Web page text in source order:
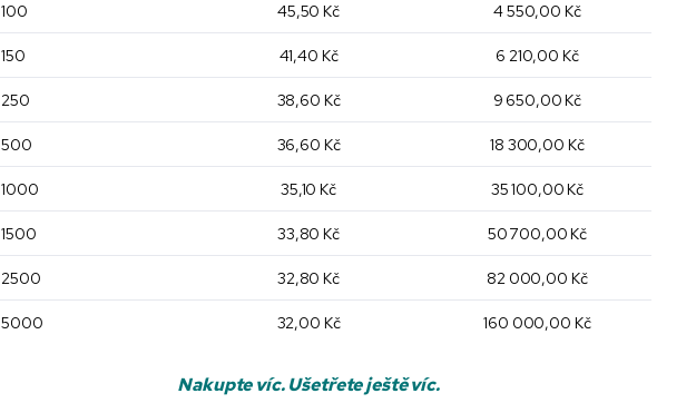
100 45,50 Kč 4 550,00 Kč
150 41,40 Kč 6 210,00 Kč
250 38,60 Kč 9 650,00 Kč
500 36,60 Kč 18 300,00 Kč
1000 35,10 Kč 35 100,00 Kč
1500 33,80 Kč 50 700,00 Kč
2500 32,80 Kč 82 000,00 Kč
5000 32,00 Kč 160 000,00 Kč
Nakupte víc. Ušetřete ještě víc.